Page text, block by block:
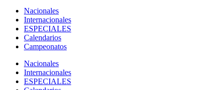
Nacionales
Internacionales
ESPECIALES
Calendarios
Campeonatos
Nacionales
Internacionales
ESPECIALES